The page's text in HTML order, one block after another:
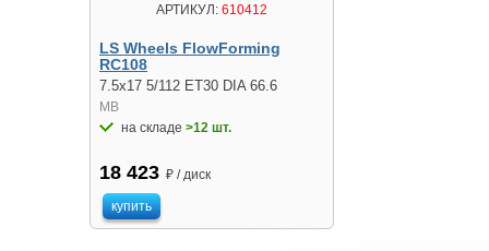
АРТИКУЛ:610412
LS Wheels FlowForming
RC108
7.5x17 5/112 ET30 DIA 66.6
MB
на складе >12 шт.
18 423 ₽ / диск
купить